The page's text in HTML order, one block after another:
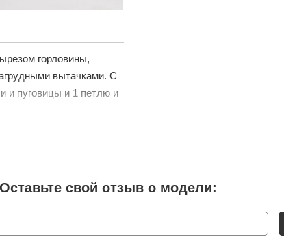
горловины,
вытачками. С
и пуговицы и 1 петлю и
Оставьте свой отзыв о модели: